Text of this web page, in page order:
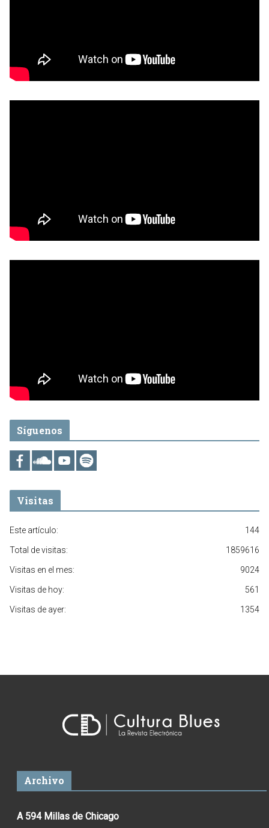
Síguenos
Visitas
144
Este artículo:
1859616
Total de visitas:
9024
Visitas en el mes:
561
Visitas de hoy:
1354
Visitas de ayer:
Archivo
A 594 Millas de Chicago